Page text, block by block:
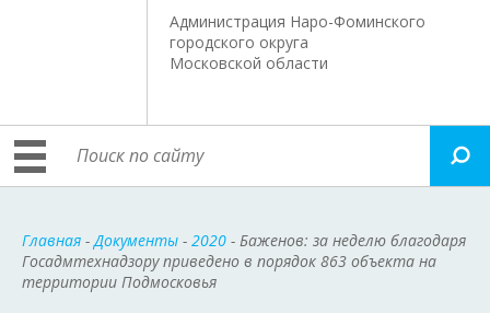
Администрация Наро-Фоминского
городского округа
Московской области
Главная -Документы - 2020 - Баженов: за неделю благодаря
Госадмтехнадзору приведено в порядок 863 объекта на
территории Подмосковья